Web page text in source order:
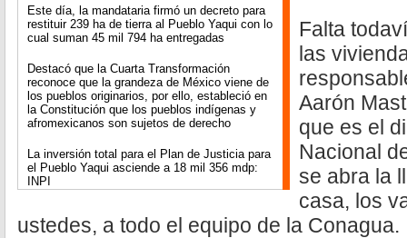
Este día, la mandataria firmó un decreto para
restituir 239 ha de tierra al Pueblo Yaqui con lo
cual suman 45 mil 794 ha entregadas
Destacó que la Cuarta Transformación
reconoce que la grandeza de México viene de
los pueblos originarios, por ello, estableció en
la Constitución que los pueblos indígenas y
afromexicanos son sujetos de derecho
La inversión total para el Plan de Justicia para
el Pueblo Yaqui asciende a 18 mil 356 mdp:
INPI
Falta
las
Aarón
que es el
Nacional
se abra la
casa, los
ustedes, a todo el equipo de la Conagua.